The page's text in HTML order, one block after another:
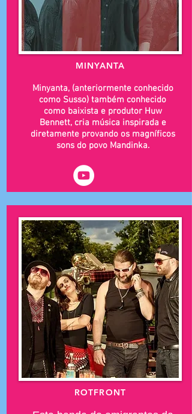
MINYANTA
Minyanta, (anteriormente conhecido
como Susso) também conhecido
como baixista e produtor Huw
Bennett, cria música inspirada e
diretamente provando os magníficos
sons do povo Mandinka.
ROTFRONT